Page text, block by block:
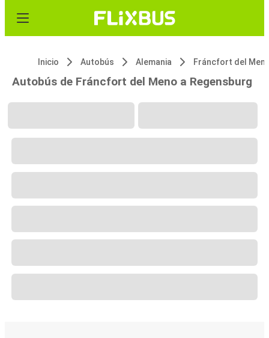
Inicio Autobús Alemania Fráncfort del
Autobús de Fráncfort del Meno a Regensburg